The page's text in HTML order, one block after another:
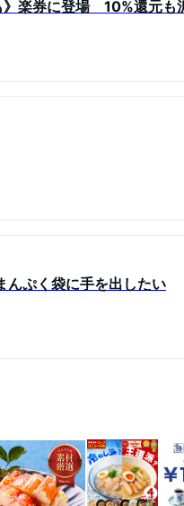
》楽券に登場 10%還元も
ぷく袋に手を出したい